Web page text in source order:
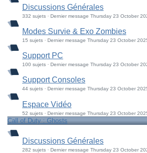
Discussions Générales
332 sujets · Dernier message Thursday 23 October
Modes Survie & Exo Zombies
15 sujets · Dernier message Thursday 23 October
Support PC
100 sujets · Dernier message Thursday 23 October
Support Consoles
44 sujets · Dernier message Thursday 23 October
Espace Vidéo
52 sujets · Dernier message Thursday 23 October
Call of Duty : Ghosts
Discussions Générales
282 sujets · Dernier message Thursday 23 October